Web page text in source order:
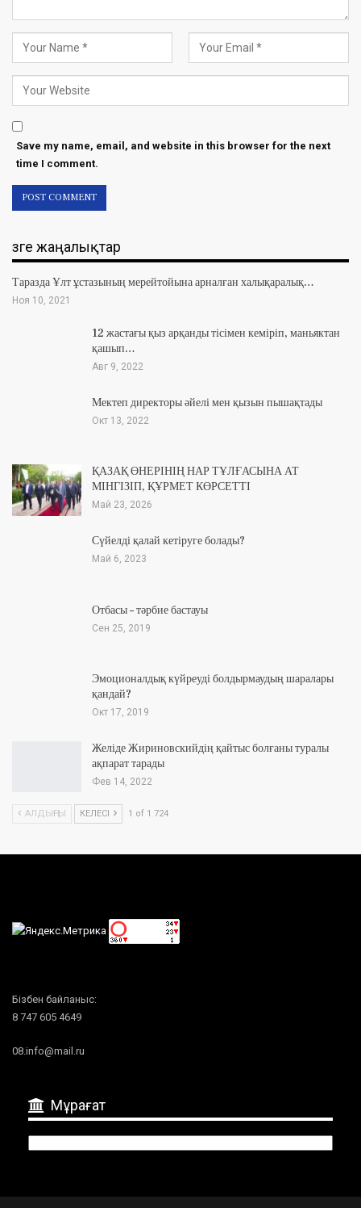
Save my name, email, and website in this browser for the next
time I comment.
Өзге жаңалықтар
Таразда Ұлт ұстазының мерейтойына арналған халықаралық…
Ноя 10, 2021
12 жастағы қыз арқанды тісімен кеміріп, маньяктан
қашып…
Авг 9, 2022
Мектеп директоры әйелі мен қызын пышақтады
Окт 13, 2022
ҚАЗАҚ ӨНЕРІНІҢ НАР ТҰЛҒАСЫНА АТ
МІНГІЗІП, ҚҰРМЕТ КӨРСЕТТІ
Май 23, 2026
Сүйелді қалай кетіруге болады?
Май 6, 2023
Отбасы – тәрбие бастауы
Сен 25, 2019
Эмоционалдық күйреуді болдырмаудың шаралары
қандай?
Окт 17, 2019
Желіде Жириновскийдің қайтыс болғаны туралы
ақпарат тарады
Фев 14, 2022
АЛДЫҢҒЫ КЕЛЕСІ 1 of 1 724
Бізбен байланыс:
8 747 605 4649
08.info@mail.ru
Мұрағат